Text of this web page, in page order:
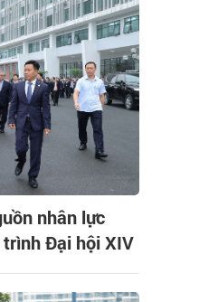
nhân lực
Đại hội XIV